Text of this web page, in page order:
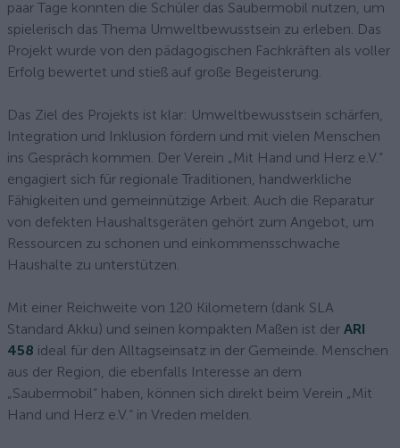
paar Tage konnten die Schüler das Saubermobil nutzen, um
spielerisch das Thema Umweltbewusstsein zu erleben. Das
Projekt wurde von den pädagogischen Fachkräften als voller
Erfolg bewertet und stieß auf große Begeisterung.
Das Ziel des Projekts ist klar: Umweltbewusstsein schärfen,
Integration und Inklusion fördern und mit vielen Menschen
ins Gespräch kommen. Der Verein „Mit Hand und Herz e.V.“
engagiert sich für regionale Traditionen, handwerkliche
Fähigkeiten und gemeinnützige Arbeit. Auch die Reparatur
von defekten Haushaltsgeräten gehört zum Angebot, um
Ressourcen zu schonen und einkommensschwache
Haushalte zu unterstützen.
Mit einer Reichweite von 120 Kilometern (dank SLA
Standard Akku) und seinen kompakten Maßen ist der ARI
458 ideal für den Alltagseinsatz in der Gemeinde. Menschen
aus der Region, die ebenfalls Interesse an dem
„Saubermobil“ haben, können sich direkt beim Verein „Mit
Hand und Herz e.V.“ in Vreden melden.